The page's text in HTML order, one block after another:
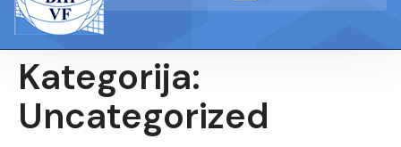
Kategorija:
Uncategorized